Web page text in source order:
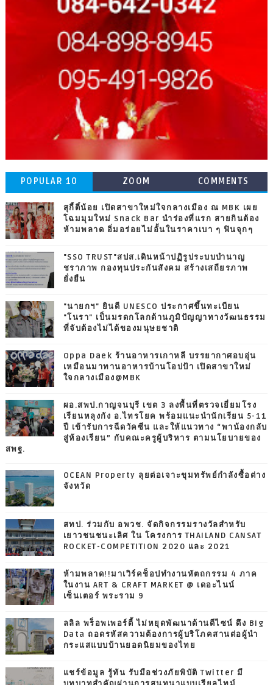
POPULAR 10 ZOOM COMMENTS
สุกี้ตี๋น้อย เปิดสาขาใหม่ใจกลางเมือง ณ MBK เผย
โฉมมุมใหม่ Snack Bar นำร่องที่แรก สายกินต้อง
ห้ามพลาด อิ่มอร่อยไม่อั้นในราคาเบา ๆ ฟินจุกๆ
"SSO TRUST"สปส.เดินหน้าปฏิรูประบบบำนาญ
ชราภาพ กองทุนประกันสังคม สร้างเสถียรภาพ
ยั่งยืน
"นายกฯ" ยินดี UNESCO ประกาศขึ้นทะเบียน
"โนรา" เป็นมรดกโลกด้านภูมิปัญญาทางวัฒนธรรม
ที่จับต้องไม่ได้ของมนุษยชาติ
Oppa Daek ร้านอาหารเกาหลี บรรยากาศอบอุ่น
เหมือนมาทานอาหารบ้านโอปป้า เปิดสาขาใหม่
ใจกลางเมือง@MBK
ผอ.สพป.กาญจนบุรี เขต 3 ลงพื้นที่ตรวจเยี่ยมโรง
เรียนหลุงกัง อ.ไทรโยค พร้อมแนะนำนักเรียน 5-11
ปี เข้ารับการฉีดวัคซีน และให้แนวทาง “พาน้องกลับ
สู่ห้องเรียน” กับคณะครูผู้บริหาร ตามนโยบายของ
สพฐ.
OCEAN Property ลุยต่อเจาะขุมทรัพย์กำลังซื้อต่าง
จังหวัด
สทป. ร่วมกับ อพวช. จัดกิจกรรมรางวัลสำหรับ
เยาวชนชนะเลิศ ใน โครงการ THAILAND CANSAT
ROCKET-COMPETITION 2020 และ 2021
ห้ามพลาด!!มาเวิร์คช็อปทำงานหัตถกรรม 4 ภาค
ในงาน ART & CRAFT MARKET @ เดอะไนน์
เซ็นเตอร์ พระราม 9
ลลิล พร็อพเพอร์ตี้ ไม่หยุดพัฒนาด้านดีไซน์ ดึง Big
Data ถอดรหัสความต้องการผู้บริโภคสานต่อผู้นำ
กระแสแบบบ้านยอดนิยมของไทย
แชร์ข้อมูล รู้ทัน รับมือช่วงภัยพิบัติ Twitter มี